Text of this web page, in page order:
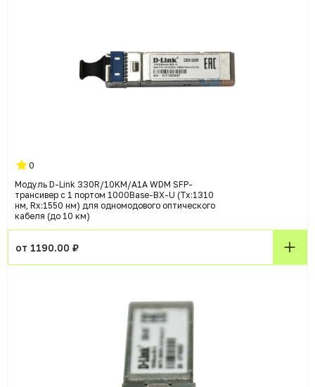
0
Модуль D-Link 330R/10KM/A1A WDM SFP-
трансивер с 1 портом 1000Base-BX-U (Tx:1310
нм, Rx:1550 нм) для одномодового оптического
кабеля (до 10 км)
от 1190.00 ₽